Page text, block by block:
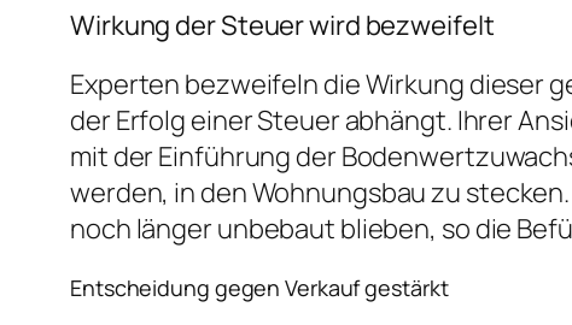
Wirkung der Steuer wird bezweifelt
Experten bezweifeln die Wirkung dieser
der Erfolg einer Steuer abhängt. Ihrer
mit der Einführung der
werden, in den Wohnungsbau zu
noch länger unbebaut blieben, so die
Entscheidung gegen Verkauf gestärkt